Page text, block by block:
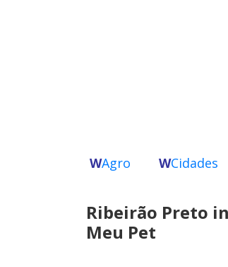
WAgro WCidades
Ribeirão Preto
Meu Pet